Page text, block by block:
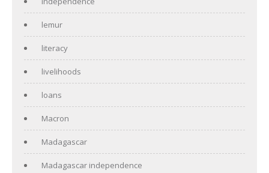
lemur
literacy
livelihoods
loans
Macron
Madagascar
Madagascar independence